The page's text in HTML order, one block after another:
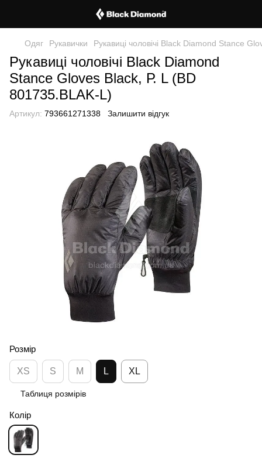
Одяг Рукавички Рукавиці чоловічі Black Diamond Stance
Рукавиці чоловічі Black Diamond
Stance Gloves Black, Р. L (BD
801735.BLAK-L)
Артикул: 793661271338 Залишити відгук
Розмір
XS S M L XL
Таблиця розмірів
Колір